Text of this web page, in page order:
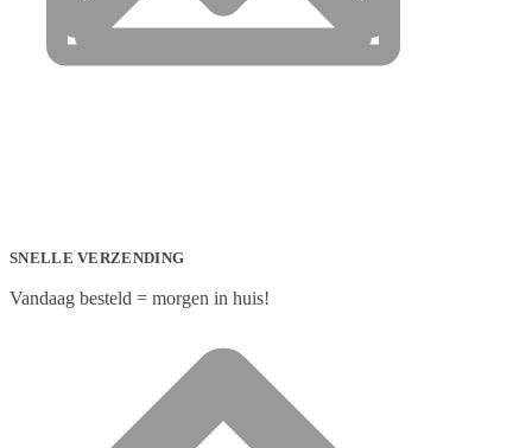
SNELLE VERZENDING
Vandaag besteld = morgen in huis!